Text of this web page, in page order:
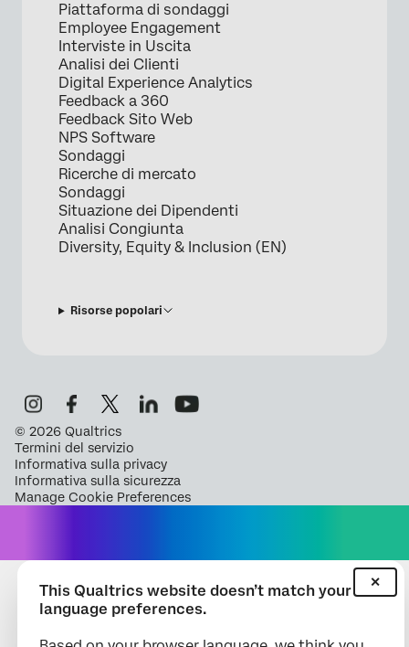
Piattaforma di sondaggi
Employee Engagement
Interviste in Uscita
Analisi dei Clienti
Digital Experience Analytics
Feedback a 360
Feedback Sito Web
NPS Software
Sondaggi
Ricerche di mercato
Sondaggi
Situazione dei Dipendenti
Analisi Congiunta
Diversity, Equity & Inclusion (EN)
Risorse popolari
© 2026 Qualtrics
Termini del servizio
Informativa sulla privacy
Informativa sulla sicurezza
Manage Cookie Preferences
✕
This Qualtrics website doesn’t match your
language preferences.